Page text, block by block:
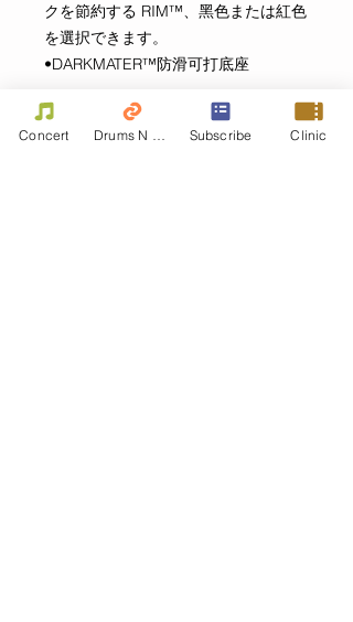
クを節約する RIM™、黑色または紅色
を選択できます。
•DARKMATER™防滑可打底座
製品情報
Concert Subscribe Clinic